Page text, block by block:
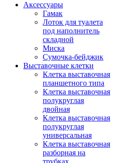
Аксессуары
Гамак
Лоток для туалета
под наполнитель
складной
Миска
Сумочка-бейджик
Выставочные клетки
Клетка выставочная
планшетного типа
Клетка выставочная
полукруглая
двойная
Клетка выставочная
полукруглая
универсальная
Клетка выставочная
разборная на